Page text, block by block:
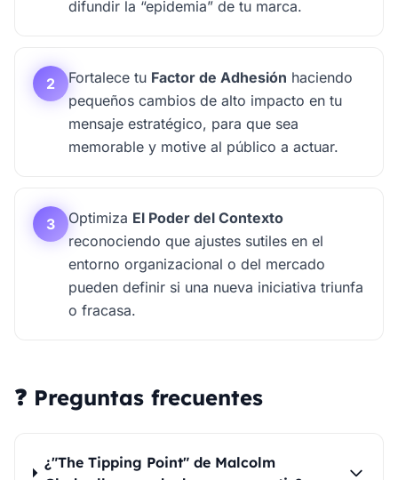
difundir la “epidemia” de tu marca.
2 Fortalece tu Factor de Adhesión haciendo
pequeños cambios de alto impacto en tu
mensaje estratégico, para que sea
memorable y motive al público a actuar.
3 Optimiza El Poder del Contexto
reconociendo que ajustes sutiles en el
entorno organizacional o del mercado
pueden definir si una nueva iniciativa triunfa
o fracasa.
❓ Preguntas frecuentes
¿"The Tipping Point" de Malcolm